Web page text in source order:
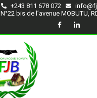
+243 811 678 072
N°22 bis de l’avenue MOBUTU,